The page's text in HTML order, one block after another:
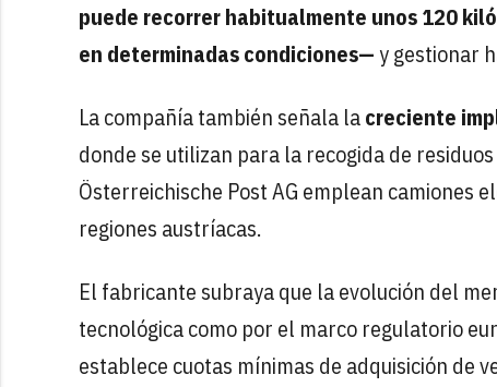
puede recorrer habitualmente unos 120
en determinadas condiciones—y gestionar
La compañía también señala lacreciente
donde se utilizan para la recogida de
Österreichische Post AG emplean camiones
regiones austríacas.
El fabricante subraya que la evolución del
tecnológica como por el marco regulatorio
establece cuotas mínimas de adquisición de